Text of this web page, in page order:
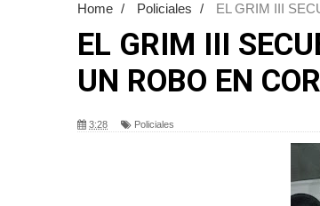
Home / Policiales / EL GRIM III
EL GRIM III
UN ROBO EN
3:28 Policiales